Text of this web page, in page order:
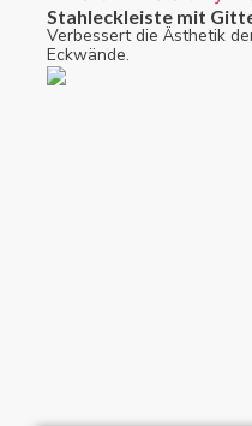
Stahleckleiste mit
Verbessert die Ästhetik
Eckwände.